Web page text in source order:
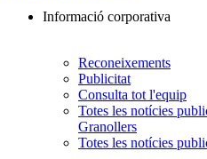
Informació corporativa
Reconeixements
Publicitat
Consulta tot l'equip
Totes les notícies
Granollers
Totes les notícies